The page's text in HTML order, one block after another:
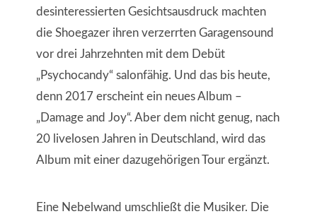
desinteressierten Gesichtsausdruck machten
die Shoegazer ihren verzerrten Garagensound
vor drei Jahrzehnten mit dem Debüt
„Psychocandy“ salonfähig. Und das bis heute,
denn 2017 erscheint ein neues Album –
„Damage and Joy“. Aber dem nicht genug, nach
20 livelosen Jahren in Deutschland, wird das
Album mit einer dazugehörigen Tour ergänzt.
Eine Nebelwand umschließt die Musiker. Die